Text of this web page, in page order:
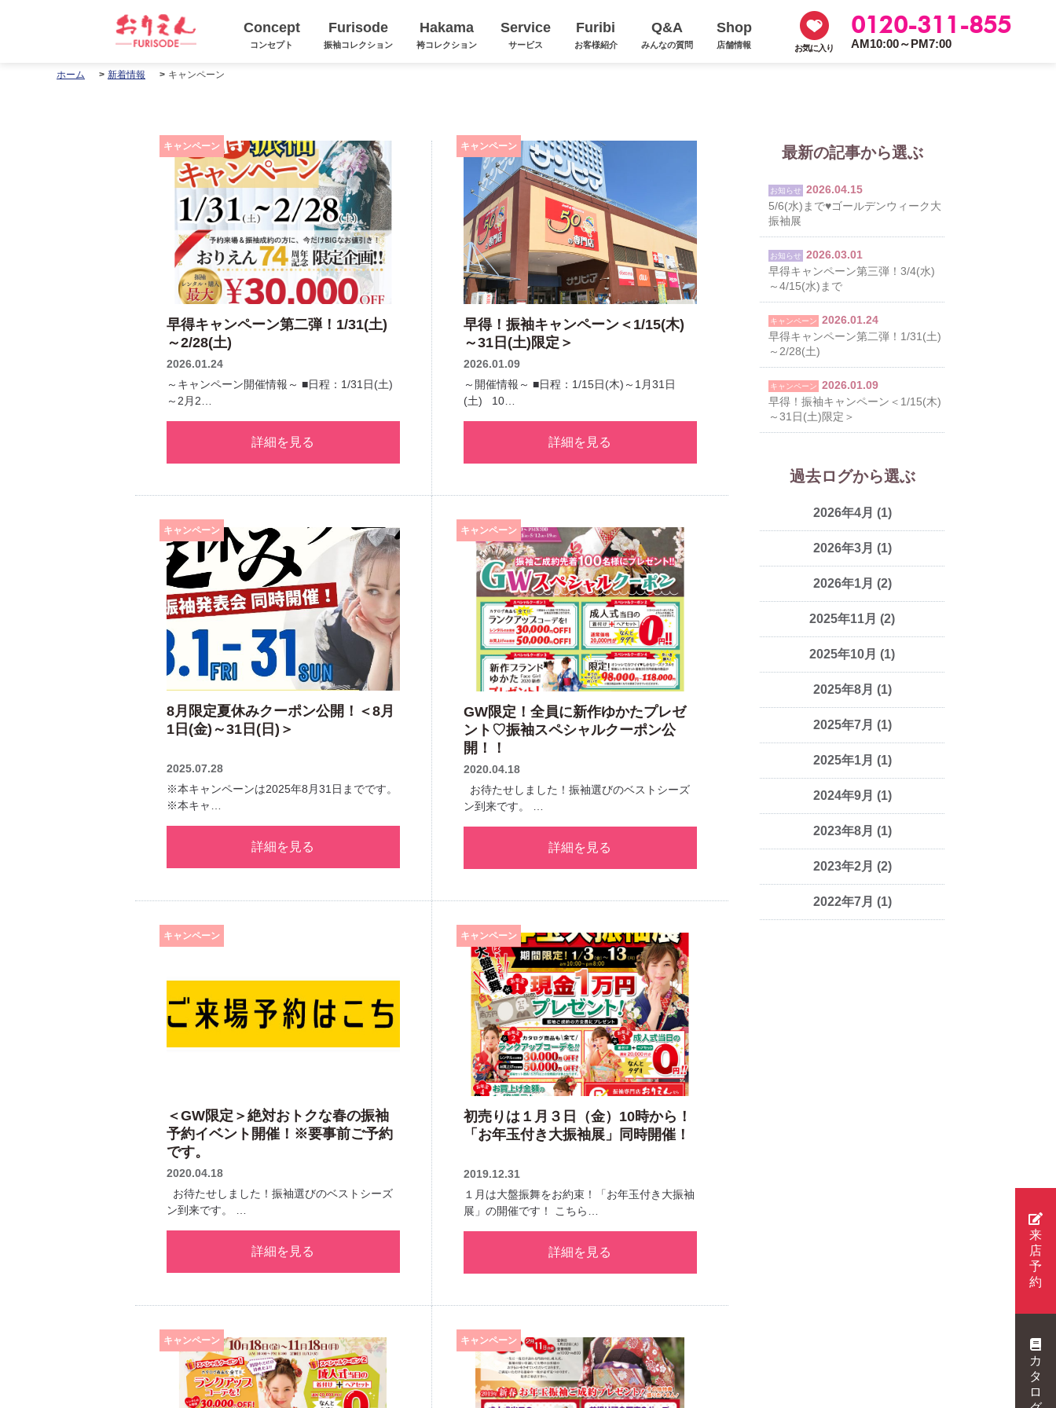
Concept
コンセプト
Furisode
振袖コレクション
Hakama
袴コレクション
Service
サービス
Furibi
お客様紹介
Q&A
みんなの質問
Shop
店舗情報 お気に入り
0120-311-855
AM10:00～PM7:00
ホーム 新着情報 キャンペーン
キャンペーン
早得キャンペーン第二弾！1/31(土)
～2/28(土)
2026.01.24
～キャンペーン開催情報～ ■日程：1/31日(土)
～2月2…
詳細を見る
キャンペーン
早得！振袖キャンペーン＜1/15(木)
～31日(土)限定＞
2026.01.09
～開催情報～ ■日程：1/15日(木)～1月31日
(土) 10…
詳細を見る
キャンペーン
8月限定夏休みクーポン公開！＜8月
1日(金)～31日(日)＞
2025.07.28
※本キャンペーンは2025年8月31日までです。
※本キャ…
詳細を見る
キャンペーン
GW限定！全員に新作ゆかたプレゼ
ント♡振袖スペシャルクーポン公
開！！
2020.04.18
お待たせしました！振袖選びのベストシーズ
ン到来です。 …
詳細を見る
キャンペーン
＜GW限定＞絶対おトクな春の振袖
予約イベント開催！※要事前ご予約
です。
2020.04.18
お待たせしました！振袖選びのベストシーズ
ン到来です。 …
詳細を見る
キャンペーン
初売りは１月３日（金）10時から！
「お年玉付き大振袖展」同時開催！
2019.12.31
１月は大盤振舞をお約束！「お年玉付き大振袖
展」の開催です！ こちら…
詳細を見る
キャンペーン キャンペーン
最新の記事から選ぶ
お知らせ
2026.04.15
5/6(水)まで♥ゴールデンウィーク大
振袖展
お知らせ
2026.03.01
早得キャンペーン第三弾！3/4(水)
～4/15(水)まで
キャンペーン
2026.01.24
早得キャンペーン第二弾！1/31(土)
～2/28(土)
キャンペーン
2026.01.09
早得！振袖キャンペーン＜1/15(木)
～31日(土)限定＞
過去ログから選ぶ
2026年4月 (1)
2026年3月 (1)
2026年1月 (2)
2025年11月 (2)
2025年10月 (1)
2025年8月 (1)
2025年7月 (1)
2025年1月 (1)
2024年9月 (1)
2023年8月 (1)
2023年2月 (2)
2022年7月 (1)
来
店
予
約
カ
タ
ロ